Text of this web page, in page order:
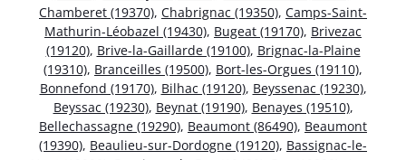
Chamberet (19370), Chabrignac (19350), Camps-Saint-
Mathurin-Léobazel (19430), Bugeat (19170), Brivezac
(19120), Brive-la-Gaillarde (19100), Brignac-la-Plaine
(19310), Branceilles (19500), Bort-les-Orgues (19110),
Bonnefond (19170), Bilhac (19120), Beyssenac (19230),
Beyssac (19230), Beynat (19190), Benayes (19510),
Bellechassagne (19290), Beaumont (86490), Beaumont
(19390), Beaulieu-sur-Dordogne (19120), Bassignac-le-